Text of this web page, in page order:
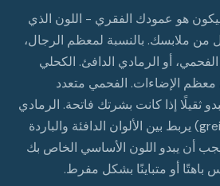
سيكون هو عمودك الفقري - اللون الذي
الأقل من ملابسك. بالنسبة لمعظم الرجال،
أو الرمادي الدافئ. الكحلي
الإضاءات. الفحمي متعدد
ثقيلًا إذا كانت بشرتك فاتحة. الرمادي
الدافئ (يسمى أحيانًا greige) يربط بين الألوان الدافئة والباردة
يجب أن يبدو اللون الأساسي الخاص بك
باهتًا أو متباينًا بشكل مفرط.